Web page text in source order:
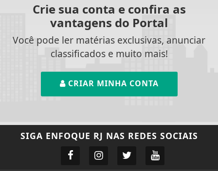
Crie sua conta e confira as
vantagens do Portal
Você pode ler matérias exclusivas, anunciar
classificados e muito mais!
CRIAR MINHA CONTA
SIGA ENFOQUE RJ NAS REDES SOCIAIS